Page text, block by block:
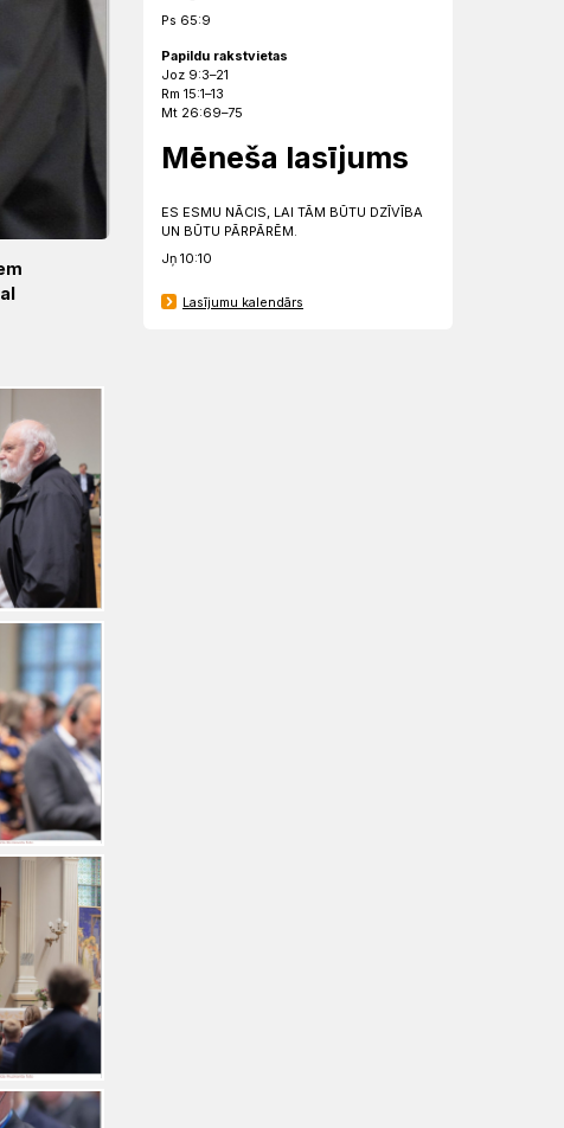
Ps 65:9
Papildu rakstvietas
Joz 9:3–21
Rm 15:1–13
Mt 26:69–75
Mēneša lasījums
ES ESMU NĀCIS, LAI TĀM BŪTU DZĪVĪBA
UN BŪTU PĀRPĀRĒM.
Jņ 10:10
Lasījumu kalendārs